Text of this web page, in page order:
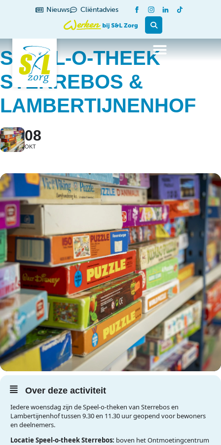
Nieuws Cliëntadvies
SPEEL-O-THEEK
STERREBOS &
LAMBERTIJNENHOF
08
OKT
Over deze activiteit
Iedere woensdag zijn de Speel-o-theken van Sterrebos en
Lambertijnenhof tussen 9.30 en 11.30 uur geopend voor bewoners
en deelnemers.
Locatie Speel-o-theek Sterrebos: boven het Ontmoetingcentrum